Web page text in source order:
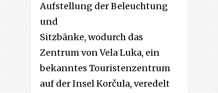
Aufstellung der Beleuchtung
und
Sitzbänke, wodurch das
Zentrum von Vela Luka, ein
bekanntes Touristenzentrum
auf der Insel Korčula, veredelt